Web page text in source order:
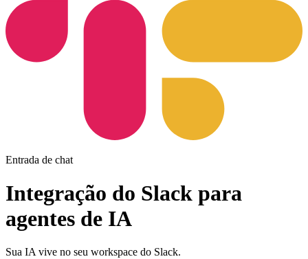
Entrada de chat
Integração do Slack para
agentes de IA
Sua IA vive no seu workspace do Slack.